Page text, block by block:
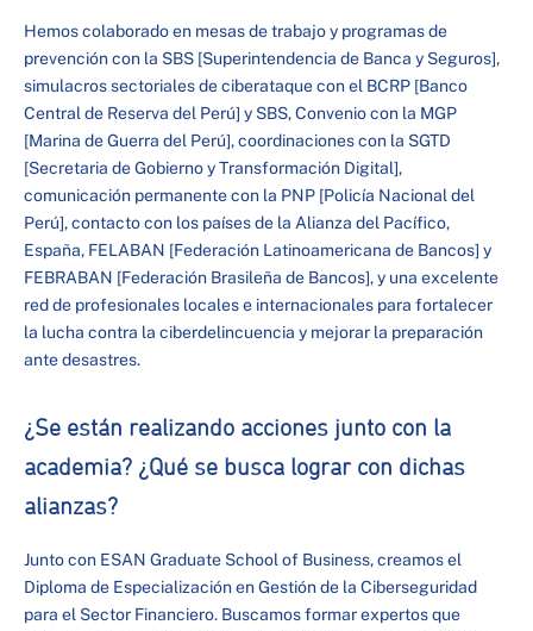
Hemos colaborado en mesas de trabajo y programas de
prevención con la SBS [Superintendencia de Banca y Seguros],
simulacros sectoriales de ciberataque con el BCRP [Banco
Central de Reserva del Perú] y SBS, Convenio con la MGP
[Marina de Guerra del Perú], coordinaciones con la SGTD
[Secretaria de Gobierno y Transformación Digital],
comunicación permanente con la PNP [Policía Nacional del
Perú], contacto con los países de la Alianza del Pacífico,
España, FELABAN [Federación Latinoamericana de Bancos] y
FEBRABAN [Federación Brasileña de Bancos], y una excelente
red de profesionales locales e internacionales para fortalecer
la lucha contra la ciberdelincuencia y mejorar la preparación
ante desastres.
¿Se están realizando acciones junto con la
academia? ¿Qué se busca lograr con dichas
alianzas?
Junto con ESAN Graduate School of Business, creamos el
Diploma de Especialización en Gestión de la Ciberseguridad
para el Sector Financiero. Buscamos formar expertos que